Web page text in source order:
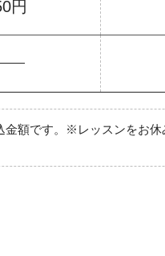
円
額です。※レッスンをお休